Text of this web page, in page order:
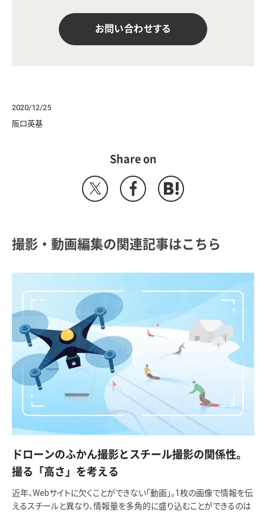
お問い合わせする
2020/12/25
阪口英基
Share on
撮影・動画編集の関連記事はこちら
ドローンのふかん撮影とスチール撮影の関係性。
撮る「高さ」を考える
近年、Webサイトに欠くことができない「動画」。1枚の画像で情報を伝
えるスチールと異なり、情報量を多角的に盛り込むことができるのは